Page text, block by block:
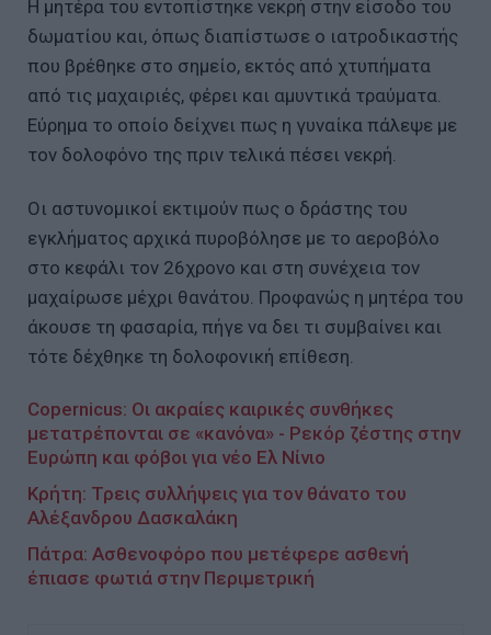
Η μητέρα του εντοπίστηκε νεκρή στην είσοδο του
δωματίου και, όπως διαπίστωσε ο ιατροδικαστής
που βρέθηκε στο σημείο, εκτός από χτυπήματα
από τις μαχαιριές, φέρει και αμυντικά τραύματα.
Εύρημα το οποίο δείχνει πως η γυναίκα πάλεψε με
τον δολοφόνο της πριν τελικά πέσει νεκρή.
Οι αστυνομικοί εκτιμούν πως ο δράστης του
εγκλήματος αρχικά πυροβόλησε με το αεροβόλο
στο κεφάλι τον 26χρονο και στη συνέχεια τον
μαχαίρωσε μέχρι θανάτου. Προφανώς η μητέρα του
άκουσε τη φασαρία, πήγε να δει τι συμβαίνει και
τότε δέχθηκε τη δολοφονική επίθεση.
Copernicus: Οι ακραίες καιρικές συνθήκες
μετατρέπονται σε «κανόνα» - Ρεκόρ ζέστης στην
Ευρώπη και φόβοι για νέο Ελ Νίνιο
Κρήτη: Τρεις συλλήψεις για τον θάνατο του
Αλέξανδρου Δασκαλάκη
Πάτρα: Ασθενοφόρο που μετέφερε ασθενή
έπιασε φωτιά στην Περιμετρική